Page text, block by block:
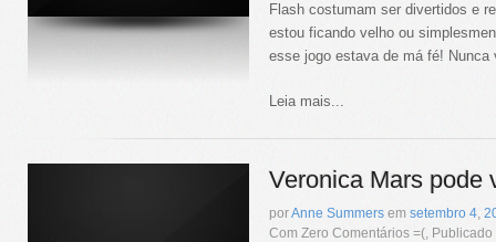
Flash costumam ser divertidos e
estou ficando velho ou
esse jogo estava de má fé! Nunca
Leia mais...
Veronica Mars pode
porAnne Summers em setembro 4
Com Zero Comentários =(,